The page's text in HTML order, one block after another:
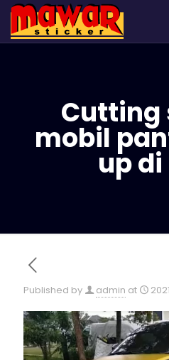
Cutting
mobil
up di
Published by admin at